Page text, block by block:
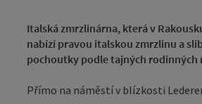
Italská zmrzlinárna, která v
nabízí pravou italskou zmrzlinu a
pochoutky podle tajných rodinných
Přímo na náměstí v blízkosti